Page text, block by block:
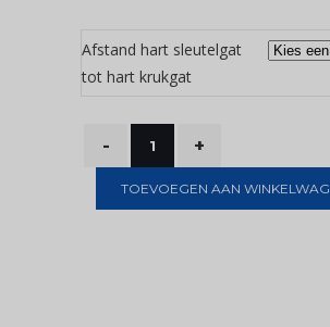
Afstand hart sleutelgat
tot hart krukgat
TOEVOEGEN AAN